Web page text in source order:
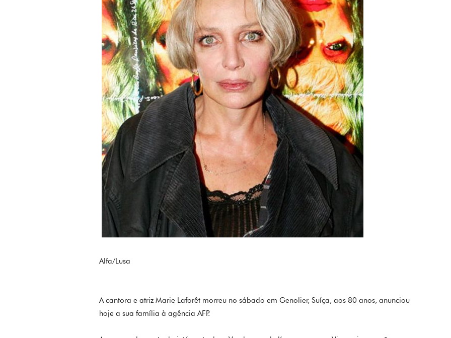
Alfa/Lusa
A cantora e atriz Marie Laforêt morreu no sábado em Genolier, Suíça, aos 80 anos, anunciou
hoje a sua família à agência AFP.